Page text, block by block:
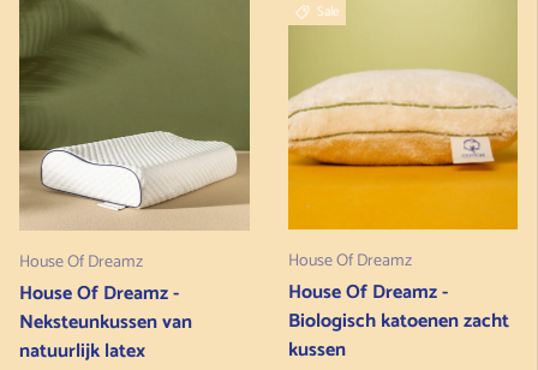
House Of Dreamz
House Of Dreamz -
Neksteunkussen van
natuurlijk latex
Sale
House Of Dreamz
House Of Dreamz -
Biologisch katoenen zacht
kussen